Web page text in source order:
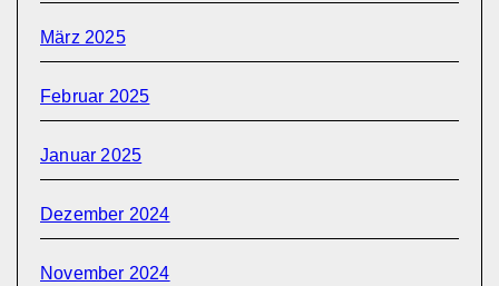
März 2025
Februar 2025
Januar 2025
Dezember 2024
November 2024